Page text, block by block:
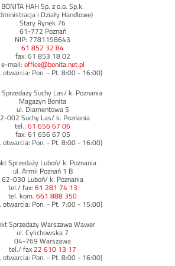
BONITA HAH Sp. z o.o. Sp.k.
i Działy Handlowe)
Stary Rynek 76
61-772 Poznań
NIP: 7781198643
61 852 32 84
fax: 61 853 18 02
e-mail: office@bonita.net.pl
otwarcia: Pon. - Pt. 8:00 - 16:00)
Suchy Las/ k. Poznania
Magazyn Bonita
ul. Diamentowa 5
002 Suchy Las/ k. Poznania
tel.: 61 656 67 06
fax: 61 656 67 05
otwarcia: Pon. - Pt. 8:00 - 16:00)
Sprzedaży Luboń/ k. Poznania
ul. Armii Poznań 1 B
62-030 Luboń/ k. Poznania
tel./ fax: 61 281 74 13
tel. kom. 661 888 350
otwarcia: Pon. - Pt. 7:00 - 15:00)
Sprzedaży Warszawa Wawer
ul. Cylichowska 7
04-769 Warszawa
tel./ fax22 610 13 17
otwarcia: Pon. - Pt. 8:00 - 16:00)